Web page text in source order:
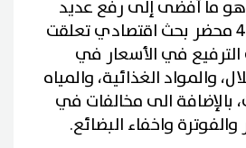
ما أفضى إلى رفع عديد
التجاوزات، وتحرير 46 محضر بحث اقتصادي تعلقت
في الأسعار في
والمواد الغذائية، والمياه
بالإضافة الى مخالفات في
واخفاء البضائع.